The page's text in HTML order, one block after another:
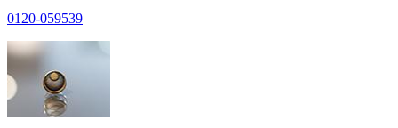
0120-059539